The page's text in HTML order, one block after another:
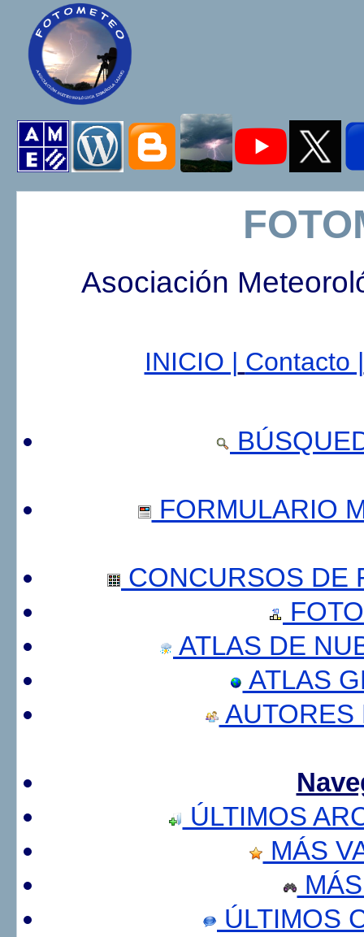
Asociación
INICIO | Contacto |
FORMULARIO
CONCURSOS DE
ATLAS DE
ATLAS
AUTORES
ÚLTIMOS
MÁS
ÚLTIMOS